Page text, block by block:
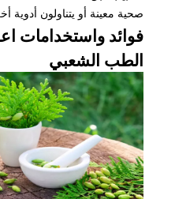
صحية معينة أو يتناولون أدوية
فوائد واستخدامات
الطب الشعبي